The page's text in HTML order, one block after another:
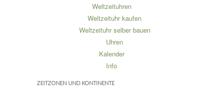
Weltzeituhren
Weltzeituhr kaufen
Weltzeituhr selber bauen
Uhren
Kalender
Info
ZEITZONEN UND KONTINENTE